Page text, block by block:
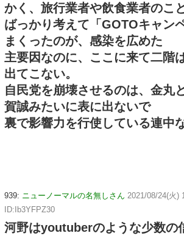
かく、旅行業者や飲食業者のこ
ばっかり考えて「GOTOキャン
まくったのが、感染を広めた
主要因なのに、ここに来て二階
出てこない。
自民党を崩壊させるのは、金丸
賀誠みたいに表に出ないで
裏で影響力を行使している連中
939: ニューノーマルの名無しさん 2021/08/24(火)
ID:Ib3YFPZ30
河野はyoutuberのような少数の